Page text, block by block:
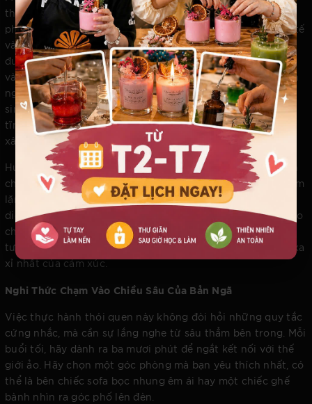
thuần là một vật dụng tỏa hương, mà là một đại sứ của
phong cách sống thượng lưu. Với triết lý tôn vinh sự tinh tế
và trân trọng trải nghiệm của người dùng, từng hũ nến
được đúc kết từ quá trình nghiên cứu kỹ lưỡng về hành vi
và tâm lý học cảm xúc. Vivian Vu's Candles sử dụng nguồn
nguyên liệu tinh tuyển, sáp chất lượng cao và bấc không
sinh muội than, đảm bảo mỗi ngọn lửa thắp lên là một sự
tĩnh tại tuyệt đối, không có bất kỳ một sự nhiễu loạn nào
xâm phạm vào không gian thư giãn của bạn.
Hương thơm từ Vivian Vu's Candles lan tỏa một cách uyển
chuyển, nhẹ nhàng rẽ lớp không khí, không áp đảo mà thầm
lặng nâng đỡ từng nốt nhạc bạn đang lắng nghe. Sự hiện
diện của thương hiệu trong không gian sống không chỉ bảo
chứng cho gu thẩm mỹ hoàn hảo mà còn thể hiện sự am
tường trong việc tự chiêu đãi bản thân những đặc quyền xa
xỉ nhất của cảm xúc.
Nghi Thức Chạm Vào Chiều Sâu Của Bản Ngã
Việc thực hành thói quen này không đòi hỏi những quy tắc
cứng nhắc, mà cần sự lắng nghe từ sâu thẳm bên trong. Mỗi
buổi tối, hãy dành ra ba mươi phút để ngắt kết nối với thế
giới ảo. Hãy chọn một góc phòng mà bạn yêu thích nhất, có
thể là bên chiếc sofa bọc nhung êm ái hay một chiếc ghế
bành nhìn ra góc phố lên đèn.